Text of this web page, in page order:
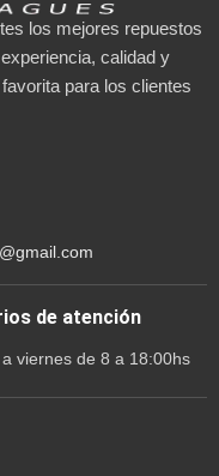
los mejores repuestos
calidad y
para los clientes
de atención
viernes de 8 a 18:00hs